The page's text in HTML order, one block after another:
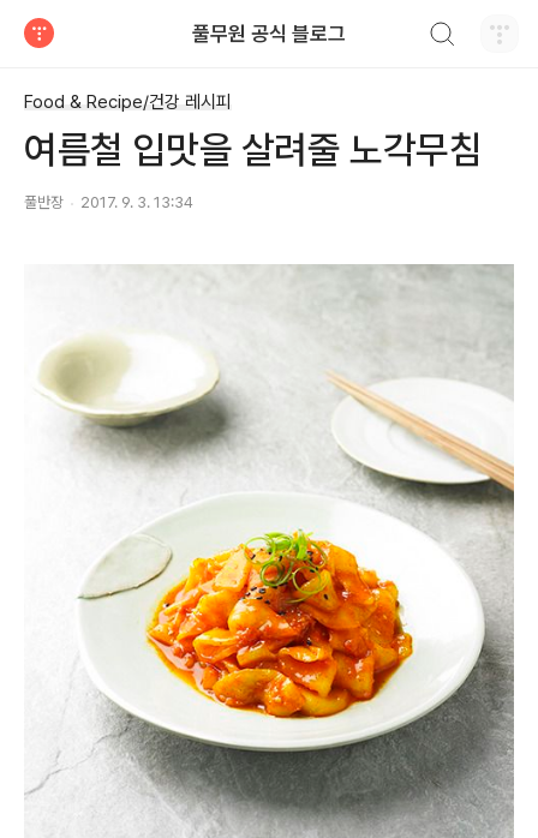
풀무원 공식 블로그
Food & Recipe/건강 레시피
여름철 입맛을 살려줄 노각무침
풀반장 2017. 9. 3. 13:34